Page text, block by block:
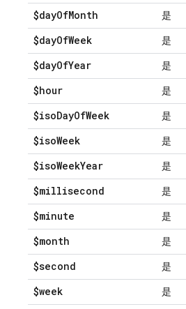
$dayOfMonth 是
$dayOfWeek 是
$dayOfYear 是
$hour 是
$isoDayOfWeek 是
$isoWeek 是
$isoWeekYear 是
$millisecond 是
$minute 是
$month 是
$second 是
$week 是